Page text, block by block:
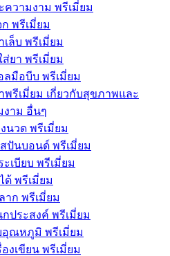
วามงาม พรีเมี่ยม
พรีเมี่ยม
เล็บ พรีเมี่ยม
ส่ยา พรีเมี่ยม
ลมือบีบ พรีเมี่ยม
พรีเมี่ยม เกี่ยวกับสุขภาพและ
งาม อื่นๆ
นวด พรีเมี่ยม
สปันบอนด์ พรีเมี่ยม
ะเบียบ พรีเมี่ยม
ด้ พรีเมี่ยม
าก พรีเมี่ยม
กประสงค์ พรีเมี่ยม
อุณหภูมิ พรีเมี่ยม
องเขียน พรีเมี่ยม